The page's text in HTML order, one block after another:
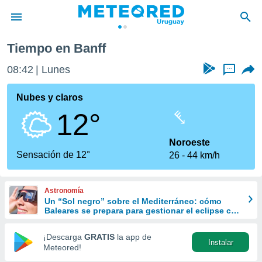
de
ha
calidad.
a este
las
y
forma
digital
basada
Tiempo en Banff
08:42 Lunes ...
Nubes y claros
12°
Sensación de 12°
Noroeste
26
44 km/h
Astronomía
Un “Sol negro” sobre el Mediterráneo: cómo
Baleares se prepara para gestionar el eclipse con
¡Descarga GRATIS la app de
Meteored!
Instalar